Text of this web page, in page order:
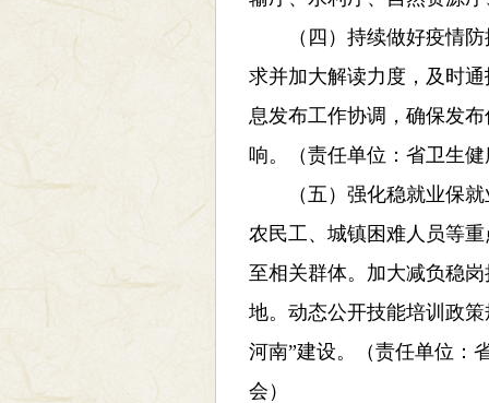
（四）持续做好疫情防
求并加大解读力度，及时
息发布工作协调，确保发
响。（责任单位：省卫生
（五）强化稳就业保就
农民工、城镇困难人员等
至相关群体。加大减负稳
地。动态公开技能培训政
河南”建设。（责任单位：
会）